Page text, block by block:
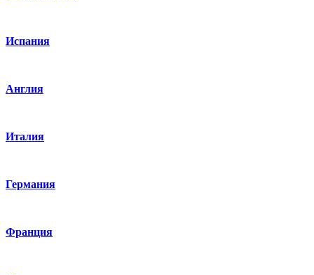
Испания
Англия
Италия
Германия
Франция